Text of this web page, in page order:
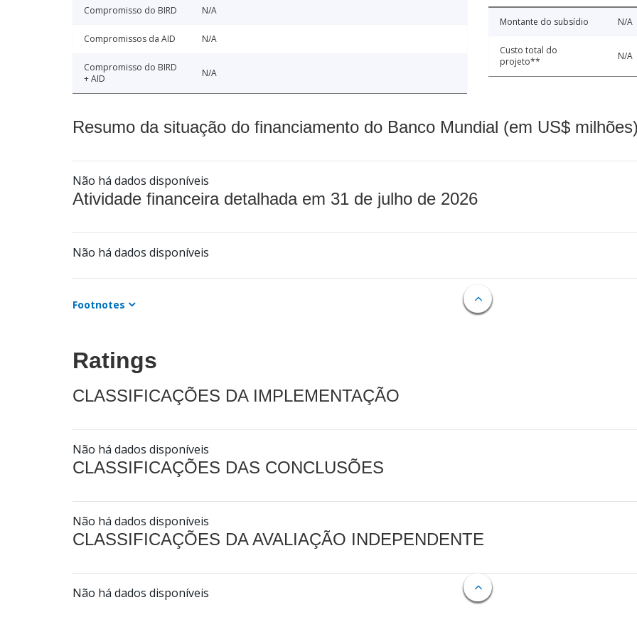
Compromisso do BIRD N/A
Compromissos da AID N/A
Compromisso do BIRD
+ AID
N/A
Montante do subsídio N/A
Custo total do
projeto**
N/A
Resumo da situação do financiamento do Banco Mundial (em US$
Não há dados disponíveis
Atividade financeira detalhada em 31 de julho de 2026
Não há dados disponíveis
Footnotes
Ratings
CLASSIFICAÇÕES DA IMPLEMENTAÇÃO
Não há dados disponíveis
CLASSIFICAÇÕES DAS CONCLUSÕES
Não há dados disponíveis
CLASSIFICAÇÕES DA AVALIAÇÃO INDEPENDENTE
Não há dados disponíveis